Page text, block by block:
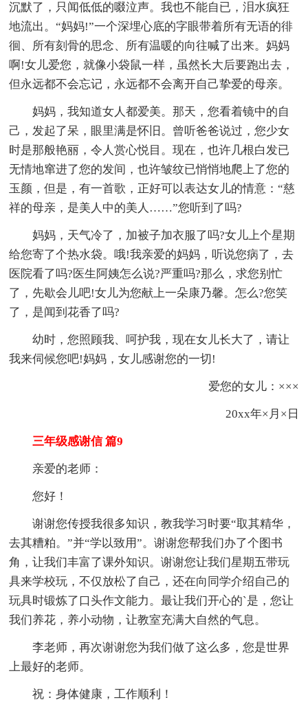
沉默了，只闻低低的啜泣声。我也不能自已，泪水疯狂
地流出。“妈妈!”一个深埋心底的字眼带着所有无语的徘
徊、所有刻骨的思念、所有温暖的向往喊了出来。妈妈
啊!女儿爱您，就像小袋鼠一样，虽然长大后要跑出去，
但永远都不会忘记，永远都不会离开自己挚爱的母亲。
妈妈，我知道女人都爱美。那天，您看着镜中的自
己，发起了呆，眼里满是怀旧。曾听爸爸说过，您少女
时是那般艳丽，令人赏心悦目。现在，也许几根白发已
无情地窜进了您的发间，也许皱纹已悄悄地爬上了您的
玉颜，但是，有一首歌，正好可以表达女儿的情意：“慈
祥的母亲，是美人中的美人……”您听到了吗?
妈妈，天气冷了，加被子加衣服了吗?女儿上个星期
给您寄了个热水袋。哦!我亲爱的妈妈，听说您病了，去
医院看了吗?医生阿姨怎么说?严重吗?那么，求您别忙
了，先歇会儿吧!女儿为您献上一朵康乃馨。怎么?您笑
了，是闻到花香了吗?
幼时，您照顾我、呵护我，现在女儿长大了，请让
我来伺候您吧!妈妈，女儿感谢您的一切!
爱您的女儿：×××
20xx年×月×日
三年级感谢信 篇9
亲爱的老师：
您好！
谢谢您传授我很多知识，教我学习时要“取其精华，
去其糟粕。”并“学以致用”。谢谢您帮我们办了个图书
角，让我们丰富了课外知识。谢谢您让我们星期五带玩
具来学校玩，不仅放松了自己，还在向同学介绍自己的
玩具时锻炼了口头作文能力。最让我们开心的`是，您让
我们养花，养小动物，让教室充满大自然的气息。
李老师，再次谢谢您为我们做了这么多，您是世界
上最好的老师。
祝：身体健康，工作顺利！